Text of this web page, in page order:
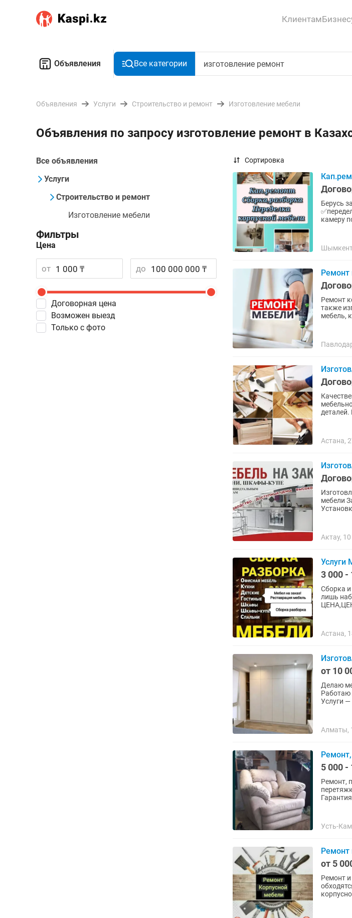
Клиентам
Объявления Все категории
Объявления Услуги Строительство и ремонт Изготовление мебели
Объявления по запросу изготовление ремонт в
Все объявления
Услуги
Строительство и ремонт
Изготовление мебели
Фильтры
Цена
от до
Договорная цена
Возможен выезд
Только с фото
Сортировка
Берусь за: ⚙🪛ремонт разной степени и сложности корпусной мебели
✅переделку ✅изготовление корпусной мебели 📍В Шымкенте 🔧Стаж
камеру
Ремонт
Ремонт
также
мебель,
деталей.
Астана,
мебели
Актау,
Услуги
3 000 -
Сборка
лишь
Астана,
от 10
Делаю
Работаю
Алматы,
5 000 -
Ремонт,
Усть-
Ремонт
от 5
Ремонт и
обходятся